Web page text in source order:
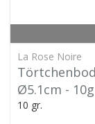
La Rose Noire
Ø5.1cm - 10g
10 gr.